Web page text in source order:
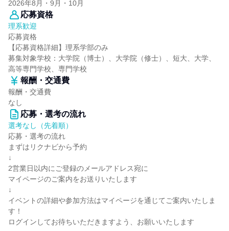
2026年8月・9月・10月
応募資格
理系歓迎
応募資格
【応募資格詳細】理系学部のみ
募集対象学校：大学院（博士）、大学院（修士）、短大、大学、
高等専門学校、専門学校
報酬・交通費
報酬・交通費
なし
応募・選考の流れ
選考なし（先着順）
応募・選考の流れ
まずはリクナビから予約
↓
2営業日以内にご登録のメールアドレス宛に
マイページのご案内をお送りいたします
↓
イベントの詳細や参加方法はマイページを通じてご案内いたしま
す！
ログインしてお待ちいただきますよう、お願いいたします